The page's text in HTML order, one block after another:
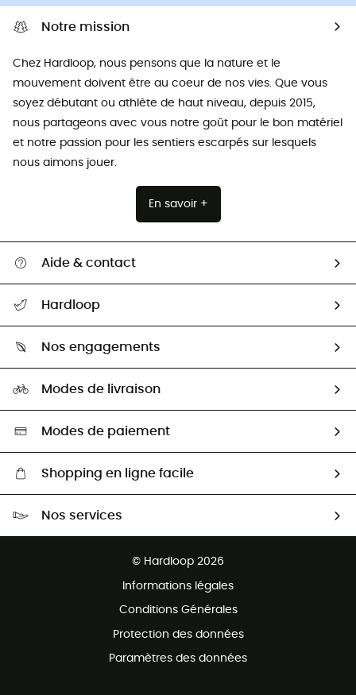
Notre mission
Chez Hardloop, nous pensons que la nature et le
mouvement doivent être au coeur de nos vies. Que vous
soyez débutant ou athlète de haut niveau, depuis 2015,
nous partageons avec vous notre goût pour le bon matériel
et notre passion pour les sentiers escarpés sur lesquels
nous aimons jouer.
En savoir +
Aide & contact
Guide des tailles
Seconde Main
Aide & Contact
Hardloop
HardGuides
Nos engagements
Sélection éco-responsable
Modes de livraison
Modes de paiement
Shopping en ligne facile
Nos services
© Hardloop 2026
Informations légales
Conditions Générales
Protection des données
Paramètres des données